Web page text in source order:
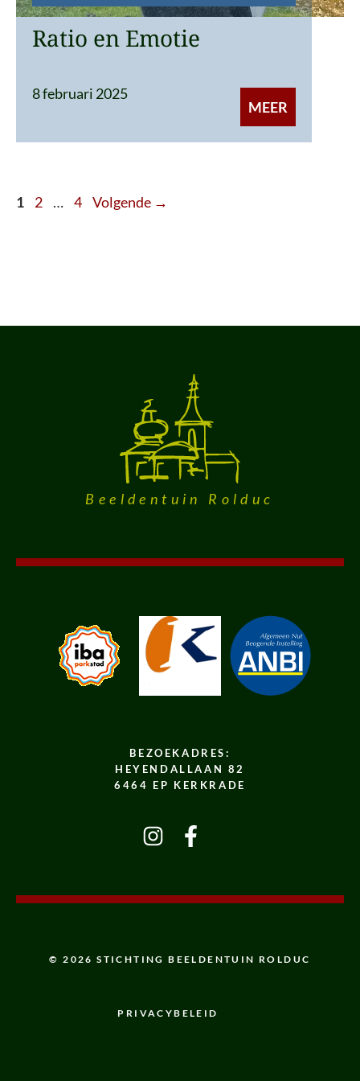
Ratio en Emotie
8 februari 2025
MEER
Pagina
1 Pagina
2 … Pagina
4 Volgende →
Beeldentuin Rolduc
BEZOEKADRES:
HEYENDALLAAN 82
6464 EP KERKRADE
© 2026 STICHTING BEELDENTUIN ROLDUC
PRIVACYBELEID